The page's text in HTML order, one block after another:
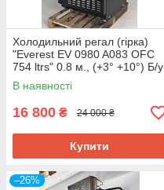
Холодильний регал (гірка)
"Everest EV 0980 A083 OFC
754 ltrs" 0.8 м., (+3° +10°) Б/у
В наявності
16 800 ₴ 24 000 ₴
Купити
–26%